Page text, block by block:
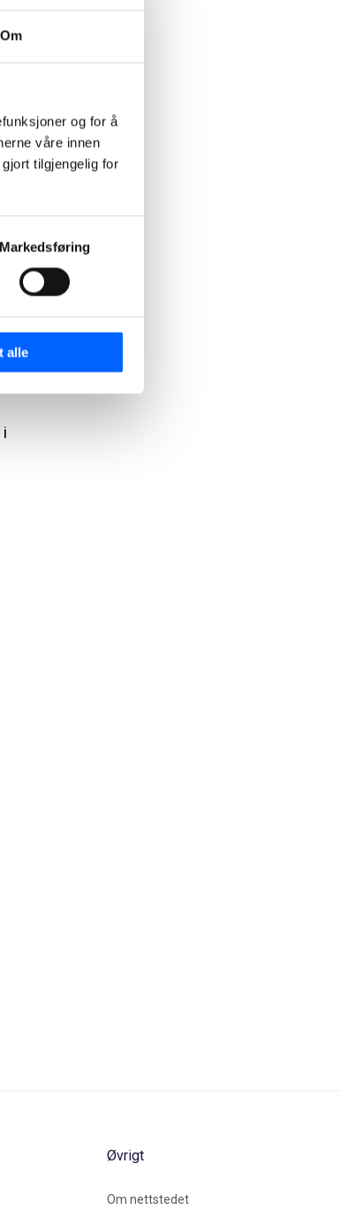
Om
og for å
våre innen
tilgjengelig for
Markedsføring
alle
Øvrigt
Om nettstedet